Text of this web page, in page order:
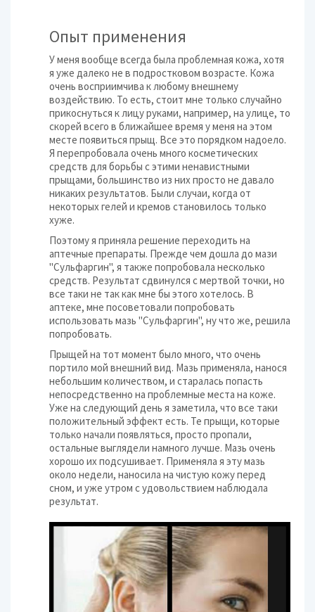
Опыт применения
У меня вообще всегда была проблемная кожа, хотя
я уже далеко не в подростковом возрасте. Кожа
очень восприимчива к любому внешнему
воздействию. То есть, стоит мне только случайно
прикоснуться к лицу руками, например, на улице, то
скорей всего в ближайшее время у меня на этом
месте появиться прыщ. Все это порядком надоело.
Я перепробовала очень много косметических
средств для борьбы с этими ненавистными
прыщами, большинство из них просто не давало
никаких результатов. Были случаи, когда от
некоторых гелей и кремов становилось только
хуже.
Поэтому я приняла решение переходить на
аптечные препараты. Прежде чем дошла до мази
"Сульфаргин", я также попробовала несколько
средств. Результат сдвинулся с мертвой точки, но
все таки не так как мне бы этого хотелось. В
аптеке, мне посоветовали попробовать
использовать мазь "Сульфаргин", ну что же, решила
попробовать.
Прыщей на тот момент было много, что очень
портило мой внешний вид. Мазь применяла, нанося
небольшим количеством, и старалась попасть
непосредственно на проблемные места на коже.
Уже на следующий день я заметила, что все таки
положительный эффект есть. Те прыщи, которые
только начали появляться, просто пропали,
остальные выглядели намного лучше. Мазь очень
хорошо их подсушивает. Применяла я эту мазь
около недели, наносила на чистую кожу перед
сном, и уже утром с удовольствием наблюдала
результат.